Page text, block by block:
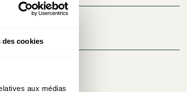
cookies
aux médias